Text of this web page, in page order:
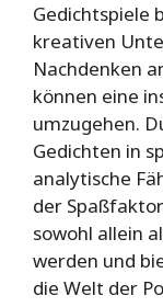
Gedichtspiele
kreativen
Nachdenken
können eine
umzugehen.
Gedichten in
analytische
der
sowohl allein
werden und
die Welt der